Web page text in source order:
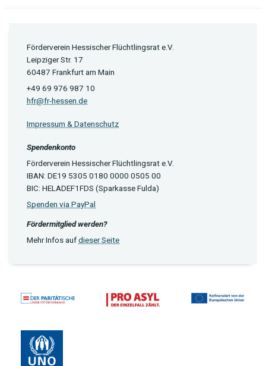
Förderverein Hessischer Flüchtlingsrat e.V.
Leipziger Str. 17
60487 Frankfurt am Main
+49 69 976 987 10
hfr@fr-hessen.de
Impressum & Datenschutz
Spendenkonto
Förderverein Hessischer Flüchtlingsrat e.V.
IBAN: DE19 5305 0180 0000 0505 00
BIC: HELADEF1FDS (Sparkasse Fulda)
Spenden via PayPal
Fördermitglied werden?
Mehr Infos aufdieser Seite